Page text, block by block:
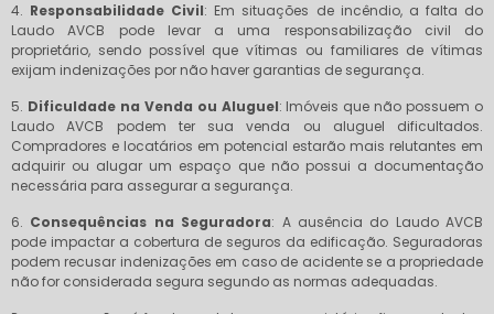
4. Responsabilidade Civil: Em situações de incêndio, a falta do
Laudo AVCB pode levar a uma responsabilização civil do
proprietário, sendo possível que vítimas ou familiares de vítimas
exijam indenizações por não haver garantias de segurança.
5. Dificuldade na Venda ou Aluguel: Imóveis que não possuem o
Laudo AVCB podem ter sua venda ou aluguel dificultados.
Compradores e locatários em potencial estarão mais relutantes em
adquirir ou alugar um espaço que não possui a documentação
necessária para assegurar a segurança.
6. Consequências na Seguradora: A ausência do Laudo AVCB
pode impactar a cobertura de seguros da edificação. Seguradoras
podem recusar indenizações em caso de acidente se a propriedade
não for considerada segura segundo as normas adequadas.